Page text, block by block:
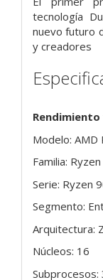
tecnología
nuevo futuro
y creadores
Modelo: AMD
Familia: Ryzen
Serie: Ryzen
Segmento:
Arquitectura:
Núcleos: 16
Subprocesos: